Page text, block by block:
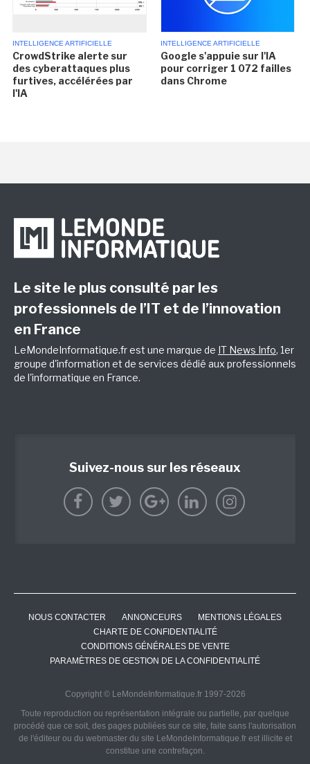
INTELLIGENCE ARTIFICIELLE
CrowdStrike alerte sur
des cyberattaques plus
furtives, accélérées par
l'IA
INTELLIGENCE ARTIFICIELLE
Google s'appuie sur l'IA
pour corriger 1 072 failles
dans Chrome
Le site le plus consulté par les
professionnels de l’IT et de l’innovation
en France
LeMondeInformatique.fr est une marque de IT News Info, 1er
groupe d'information et de services dédié aux professionnels
de l'informatique en France.
Suivez-nous sur les réseaux
NOUS CONTACTER ANNONCEURS
MENTIONS LÉGALES
CHARTE DE CONFIDENTIALITÉ
CONDITIONS GÉNÉRALES DE VENTE
PARAMÈTRES DE GESTION DE LA CONFIDENTIALITÉ
Copyright © LeMondeInformatique.fr 1997-2026
Toute reproduction ou représentation intégrale ou partielle, par quelque
procédé que ce soit, des pages publiées sur ce site, faite sans l'autorisation
de l'éditeur ou du webmaster du site LeMondeInformatique.fr est illicite et
constitue une contrefaçon.